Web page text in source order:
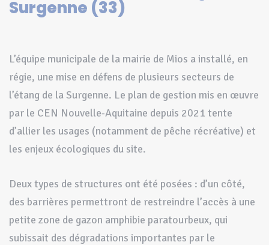
Surgenne (33)
L’équipe municipale de la mairie de Mios a installé, en
régie, une mise en défens de plusieurs secteurs de
l’étang de la Surgenne. Le plan de gestion mis en œuvre
par le CEN Nouvelle-Aquitaine depuis 2021 tente
d’allier les usages (notamment de pêche récréative) et
les enjeux écologiques du site.
Deux types de structures ont été posées : d’un côté,
des barrières permettront de restreindre l’accès à une
petite zone de gazon amphibie paratourbeux, qui
subissait des dégradations importantes par le